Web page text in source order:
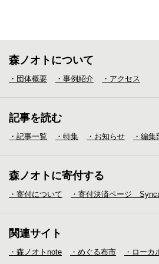
森ノオトについて
・団体概要 ・事例紹介 ・アクセス
記事を読む
・記事一覧 ・特集 ・お知らせ ・編
森ノオトに寄付する
・寄付について ・寄付決済ページ
関連サイト
・森ノオトnote ・めぐる布市 ・ローカ